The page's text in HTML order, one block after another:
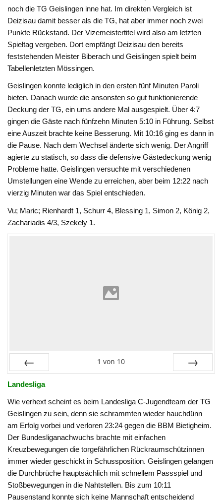
noch die TG Geislingen inne hat. Im direkten Vergleich ist
Deizisau damit besser als die TG, hat aber immer noch zwei
Punkte Rückstand. Der Vizemeistertitel wird also am letzten
Spieltag vergeben. Dort empfängt Deizisau den bereits
feststehenden Meister Biberach und Geislingen spielt beim
Tabellenletzten Mössingen.
Geislingen konnte lediglich in den ersten fünf Minuten Paroli
bieten. Danach wurde die ansonsten so gut funktionierende
Deckung der TG, ein ums andere Mal ausgespielt. Über 4:7
gingen die Gäste nach fünfzehn Minuten 5:10 in Führung. Selbst
eine Auszeit brachte keine Besserung. Mit 10:16 ging es dann in
die Pause. Nach dem Wechsel änderte sich wenig. Der Angriff
agierte zu statisch, so dass die defensive Gästedeckung wenig
Probleme hatte. Geislingen versuchte mit verschiedenen
Umstellungen eine Wende zu erreichen, aber beim 12:22 nach
vierzig Minuten war das Spiel entschieden.
Vu; Maric; Rienhardt 1, Schurr 4, Blessing 1, Simon 2, König 2,
Zachariadis 4/3, Szekely 1.
1 von 10
Landesliga
Wie verhext scheint es beim Landesliga C-Jugendteam der TG
Geislingen zu sein, denn sie schrammten wieder hauchdünn
am Erfolg vorbei und verloren 23:24 gegen die BBM Bietigheim.
Der Bundesliganachwuchs brachte mit einfachen
Kreuzbewegungen die torgefährlichen Rückraumschützinnen
immer wieder geschickt in Schussposition. Geislingen gelangen
die Durchbrüche hauptsächlich mit schnellem Passspiel und
Stoßbewegungen in die Nahtstellen. Bis zum 10:11
Pausenstand konnte sich keine Mannschaft entscheidend